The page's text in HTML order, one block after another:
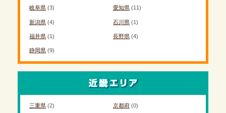
岐阜県 (3) 愛知県(11)
新潟県 (4) 石川県(1)
福井県 (1) 長野県(4)
静岡県 (9)
三重県 (2) 京都府(0)